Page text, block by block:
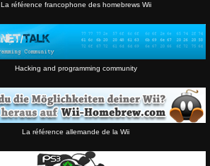
La référence francophone des homebrews Wii
Hacking and programming community
La référence allemande de la Wii